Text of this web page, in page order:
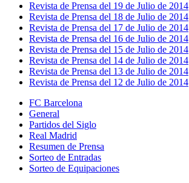
Revista de Prensa del 19 de Julio de 2014
Revista de Prensa del 18 de Julio de 2014
Revista de Prensa del 17 de Julio de 2014
Revista de Prensa del 16 de Julio de 2014
Revista de Prensa del 15 de Julio de 2014
Revista de Prensa del 14 de Julio de 2014
Revista de Prensa del 13 de Julio de 2014
Revista de Prensa del 12 de Julio de 2014
FC Barcelona
General
Partidos del Siglo
Real Madrid
Resumen de Prensa
Sorteo de Entradas
Sorteo de Equipaciones